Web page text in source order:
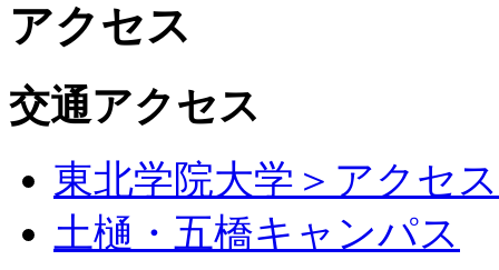
アクセス
交通アクセス
東北学院大学＞アクセス
土樋・五橋キャンパス